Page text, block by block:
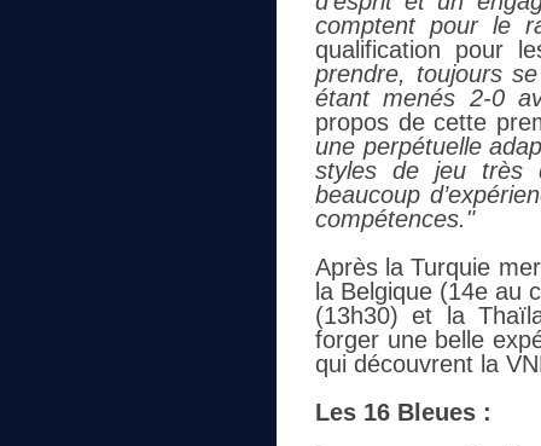
comptent pour le
qualification pour
prendre, toujours
étant menés 2-0
propos de cette
une perpétuelle
styles de jeu très
beaucoup
compétences."
Après la Turquie
la Belgique (14e au
(13h30) et la
forger une belle
qui découvrent la
Les 16 Bleues :